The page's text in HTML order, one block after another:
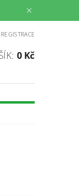
REGISTRACE
0 Kč